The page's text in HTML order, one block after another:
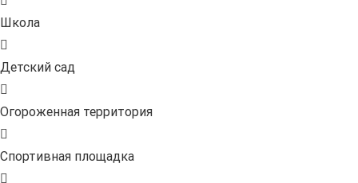
Школа
Детский сад
Огороженная территория
Спортивная площадка